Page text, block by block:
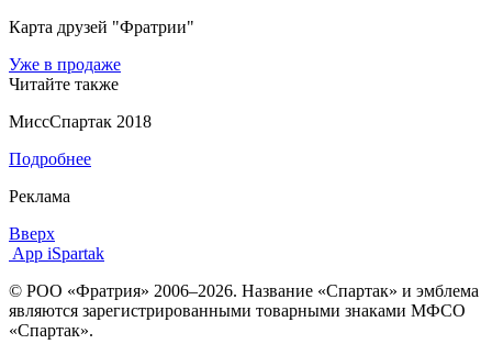
Карта друзей "Фратрии"
Уже в продаже
Читайте также
МиссСпартак 2018
Подробнее
Реклама
Вверх
App iSpartak
© РОО «Фратрия» 2006–2026. Название «Спартак» и эмблема
являются зарегистрированными товарными знаками МФСО
«Спартак».